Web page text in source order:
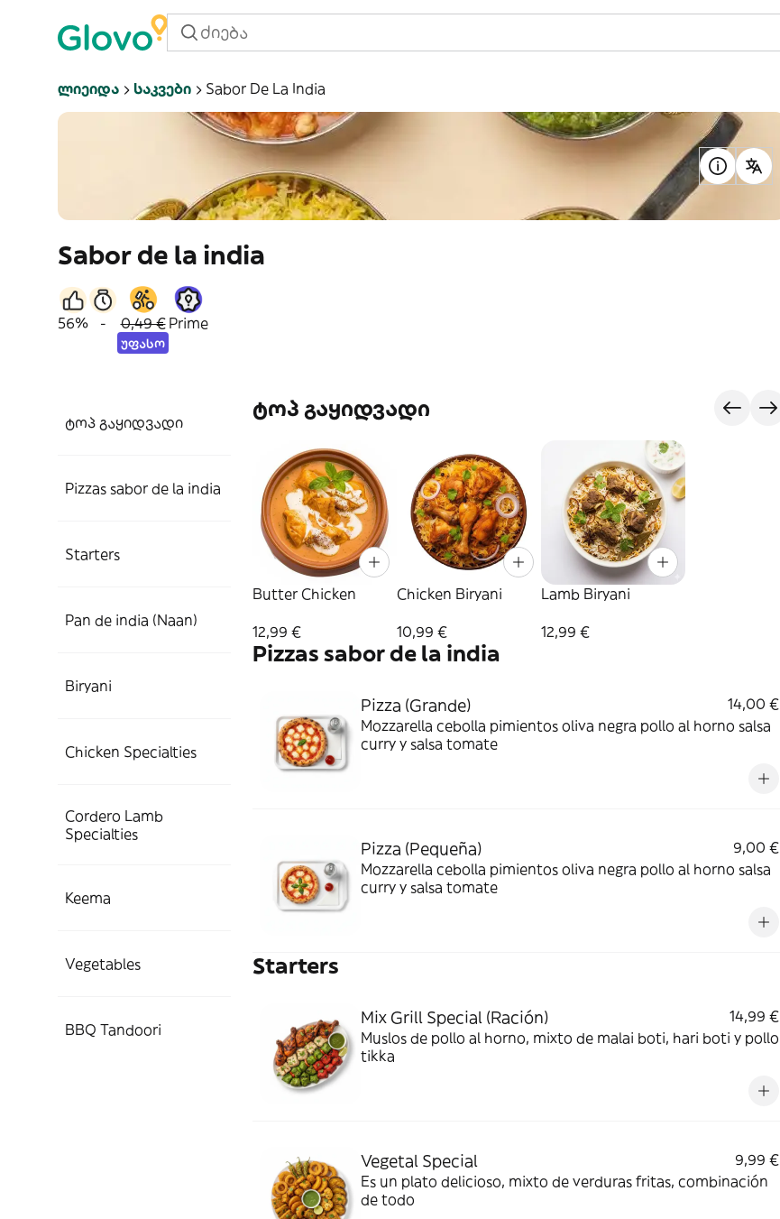
Ლიეიდა Საკვები Sabor De La India
Sabor de la india
56% - 0,49 €
უფასო
Prime
ტოპ გაყიდვადი
Pizzas sabor de la india
Starters
Pan de india (Naan)
Biryani
Chicken Specialties
Cordero Lamb
Specialties
Keema
Vegetables
BBQ Tandoori
ტოპ გაყიდვადი
Butter Chicken
12,99 €
Chicken Biryani
10,99 €
Lamb Biryani
12,99 €
Pizzas sabor de la india
Pizza (Grande)
14,00 €
Mozzarella cebolla pimientos oliva negra pollo al horno salsa
curry y salsa tomate
Pizza (Pequeña)
9,00 €
Mozzarella cebolla pimientos oliva negra pollo al horno salsa
curry y salsa tomate
Starters
Mix Grill Special (Ración)
14,99 €
Muslos de pollo al horno, mixto de malai boti, hari boti y pollo
tikka
Vegetal Special
9,99 €
Es un plato delicioso, mixto de verduras fritas, combinación
de todo